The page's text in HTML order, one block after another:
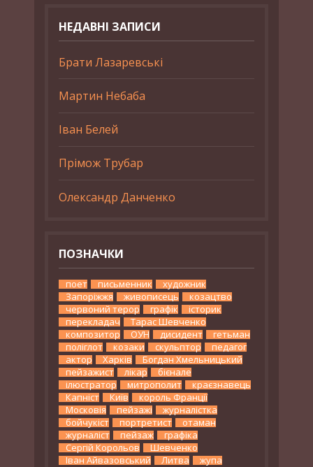
НЕДАВНІ ЗАПИСИ
Брати Лазаревські
Мартин Небаба
Іван Белей
Прімож Трубар
Олександр Данченко
ПОЗНАЧКИ
поет письменник
художник
Запоріжжя
живописець
козацтво
червоний терор
графік
історик
перекладач
Тарас Шевченко
композитор
ОУН дисидент
гетьман
поліглот
козаки скульптор
педагог
актор
Харків
Богдан Хмельницький
пейзажист
лікар
бієнале
ілюстратор
митрополит
краєзнавець
Капніст
Київ
король Франції
Московія
пейзажі
журналістка
бойчукіст
портретист
отаман
журналіст
пейзаж
графіка
Сергій Корольов
Шевченко
Іван Айвазовський
Литва жупа